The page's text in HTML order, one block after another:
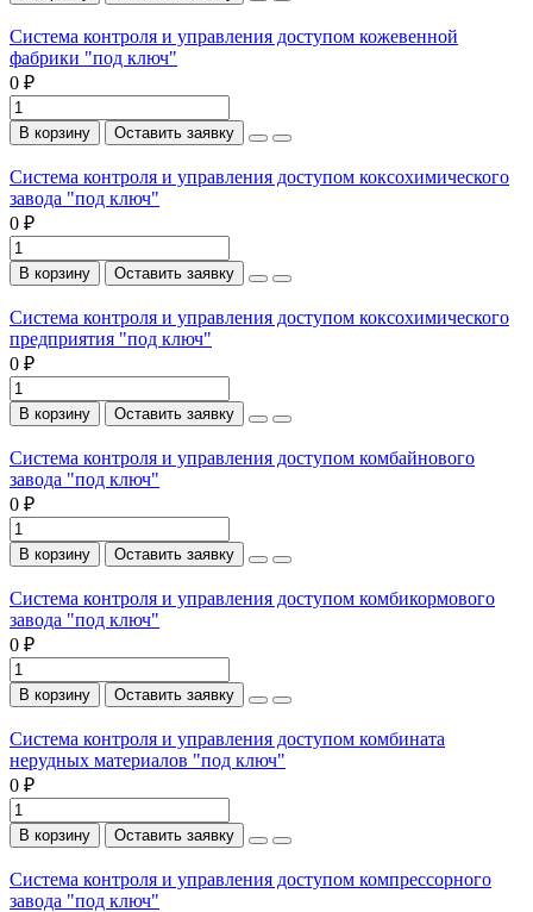
Система контроля и управления доступом кожевенной
фабрики "под ключ"
0 ₽
В корзину Оставить заявку
Система контроля и управления доступом коксохимического
завода "под ключ"
0 ₽
В корзину Оставить заявку
Система контроля и управления доступом коксохимического
предприятия "под ключ"
0 ₽
В корзину Оставить заявку
Система контроля и управления доступом комбайнового
завода "под ключ"
0 ₽
В корзину Оставить заявку
Система контроля и управления доступом комбикормового
завода "под ключ"
0 ₽
В корзину Оставить заявку
Система контроля и управления доступом комбината
нерудных материалов "под ключ"
0 ₽
В корзину Оставить заявку
Система контроля и управления доступом компрессорного
завода "под ключ"